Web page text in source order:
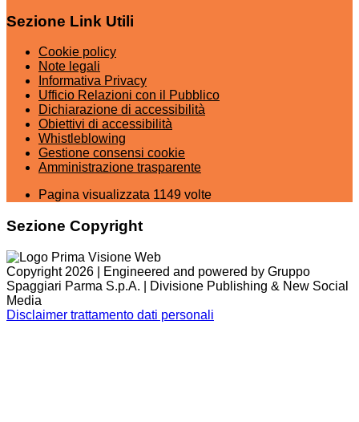
Sezione Link Utili
Cookie policy
Note legali
Informativa Privacy
Ufficio Relazioni con il Pubblico
Dichiarazione di accessibilità
Obiettivi di accessibilità
Whistleblowing
Gestione consensi cookie
Amministrazione trasparente
Pagina visualizzata 1149 volte
Sezione Copyright
Copyright 2026 | Engineered and powered by Gruppo
Spaggiari Parma S.p.A. | Divisione Publishing & New Social
Media
Disclaimer trattamento dati personali